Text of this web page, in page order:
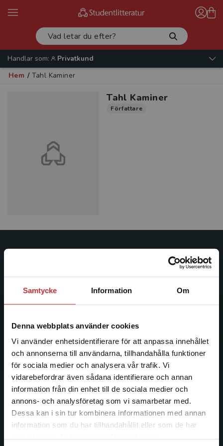
Samtycke Information Om
Denna webbplats använder cookies
Vi använder enhetsidentifierare för att anpassa innehållet
och annonserna till användarna, tillhandahålla funktioner
för sociala medier och analysera vår trafik. Vi
vidarebefordrar även sådana identifierare och annan
information från din enhet till de sociala medier och
annons- och analysföretag som vi samarbetar med.
Dessa kan i sin tur kombinera informationen med annan
information som du har tillhandahållit eller som de har
Begränsad fraktregion
Det verkar som att du besöker
studentlitteratur.se via en enhet utanför Sverige.
Handlar som:
Privatkund
Hem / Tahl Kaminer
Tahl Kaminer
Författare
Studentlitteratur grundades 1963 och är idag Sveriges
ledande utbildningsförlag. Med läromedel, kurslitteratur,
facklitteratur, utbildningar och digitala
längs hela kunskapsresan.
Kontakta oss
Kontakta oss
046-31 20 00
Postadress:
Box 141
221 00 Lund